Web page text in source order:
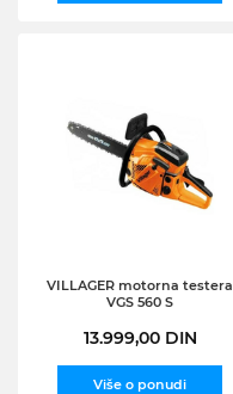
VILLAGER motorna testera
VGS 560 S
13.999,00 DIN
Više o ponudi